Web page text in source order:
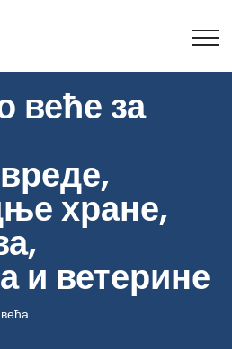
веће за
хране,
и ветерине